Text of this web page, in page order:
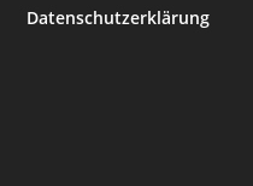
Datenschutzerklärung